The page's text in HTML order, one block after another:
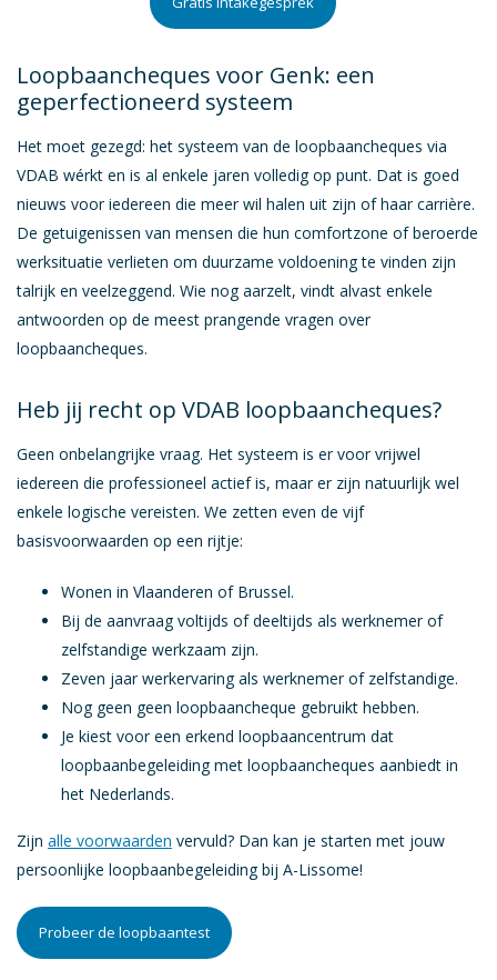
Loopbaanbegeleiding voor mensen met autisme of ASS
Duurzame inzetbaarheid
Coaching
Outplacement
Terug Naar Werk
Training
Webinars
HR-beleid en advies
Employee assistance program
Loopbaanplatform
Coaches
Blog
VDAB Loopbaancheque
Werkbaarheidscheque
Gratis testen
Over A-Lissome
Jobs
Pers
Loopbaancheques voor Genk: een
geperfectioneerd systeem
Het moet gezegd: het systeem van de loopbaancheques via
VDAB wérkt en is al enkele jaren volledig op punt. Dat is goed
nieuws voor iedereen die meer wil halen uit zijn of haar carrière.
De getuigenissen van mensen die hun comfortzone of beroerde
werksituatie verlieten om duurzame voldoening te vinden zijn
talrijk en veelzeggend. Wie nog aarzelt, vindt alvast enkele
antwoorden op de meest prangende vragen over
loopbaancheques.
Heb jij recht op VDAB loopbaancheques?
Geen onbelangrijke vraag. Het systeem is er voor vrijwel
iedereen die professioneel actief is, maar er zijn natuurlijk wel
enkele logische vereisten. We zetten even de vijf
basisvoorwaarden op een rijtje:
Wonen in Vlaanderen of Brussel.
Bij de aanvraag voltijds of deeltijds als werknemer of
zelfstandige werkzaam zijn.
Zeven jaar werkervaring als werknemer of zelfstandige.
Nog geen geen loopbaancheque gebruikt hebben.
Je kiest voor een erkend loopbaancentrum dat
loopbaanbegeleiding met loopbaancheques aanbiedt in
het Nederlands.
Zijn alle voorwaarden vervuld? Dan kan je starten met jouw
persoonlijke loopbaanbegeleiding bij A-Lissome!
Probeer de loopbaantest